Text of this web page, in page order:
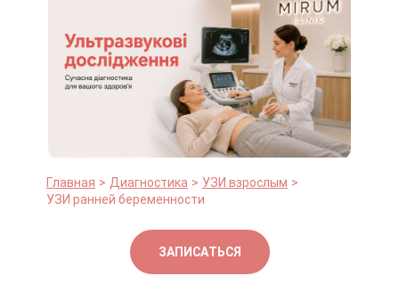
Главная Диагностика
УЗИ взрослым
УЗИ ранней беременности
ЗАПИСАТЬСЯ